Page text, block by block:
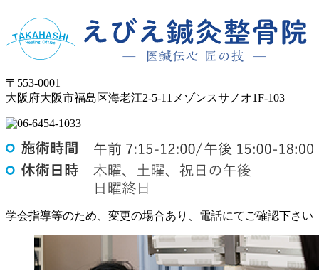
〒553-0001
大阪府大阪市福島区海老江2-5-11メゾンスサノオ1F-103
学会指導等のため、変更の場合あり、電話にてご確認下さい